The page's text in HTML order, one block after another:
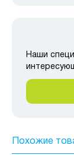
Наши
Похожие